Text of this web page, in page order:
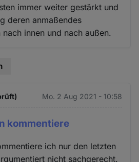
immer weiter gestärkt und
deren anmaßendes
innen und nach außen.
Mo. 2 Aug 2021 - 10:58
kommentiere
ich nur den letzten
nicht sachgerecht.